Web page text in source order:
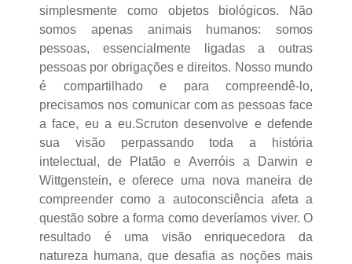
simplesmente como objetos biológicos. Não
somos apenas animais humanos: somos
pessoas, essencialmente ligadas a outras
pessoas por obrigações e direitos. Nosso mundo
é compartilhado e para compreendê-lo,
precisamos nos comunicar com as pessoas face
a face, eu a eu.Scruton desenvolve e defende
sua visão perpassando toda a história
intelectual, de Platão e Averróis a Darwin e
Wittgenstein, e oferece uma nova maneira de
compreender como a autoconsciência afeta a
questão sobre a forma como deveríamos viver. O
resultado é uma visão enriquecedora da
natureza humana, que desafia as noções mais